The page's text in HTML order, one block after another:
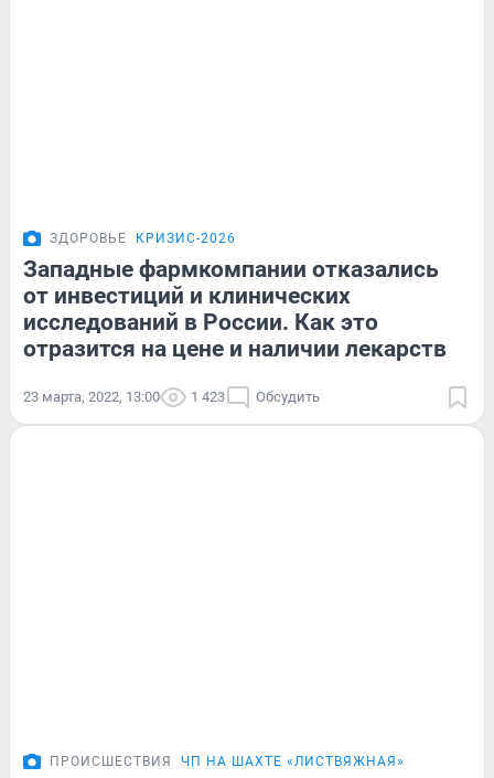
ЗДОРОВЬЕ КРИЗИС-2026
Западные фармкомпании отказались
от инвестиций и клинических
исследований в России. Как это
отразится на цене и наличии лекарств
23 марта, 2022, 13:00 1 423 Обсудить
ПРОИСШЕСТВИЯ ЧП НА ШАХТЕ «ЛИСТВЯЖНАЯ»